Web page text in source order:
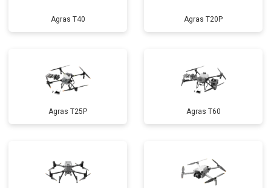
Agras T40 Agras T20P
Agras T25P Agras T60